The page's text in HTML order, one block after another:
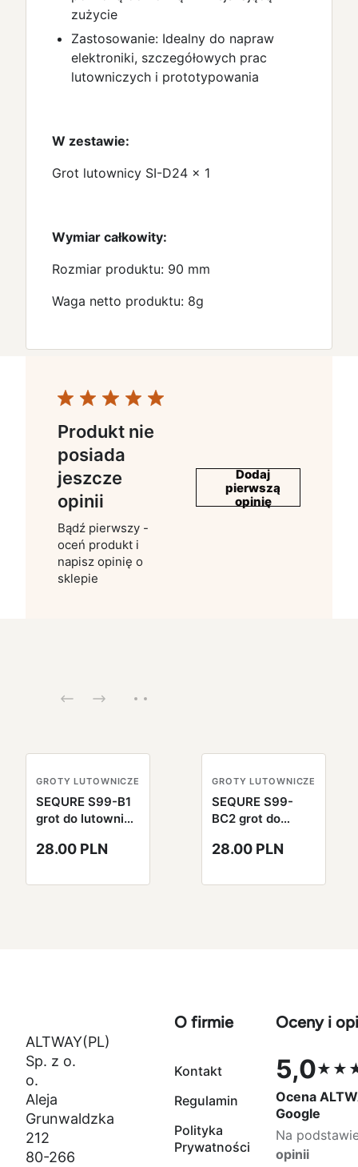
zużycie
Zastosowanie: Idealny do napraw
elektroniki, szczegółowych prac
lutowniczych i prototypowania
W zestawie:
Grot lutownicy SI-D24 × 1
Wymiar całkowity:
Rozmiar produktu: 90 mm
Waga netto produktu: 8g
Produkt nie
posiada
jeszcze
opinii
Bądź pierwszy -
oceń produkt i
napisz opinię o
sklepie
Dodaj
pierwszą
opinię
GROTY LUTOWNICZE
SEQURE S99-B1
grot do lutownicy
28.00 PLN
GROTY LUTOWNICZE
SEQURE S99-
BC2 grot do
28.00 PLN
ALTWAY(PL)
Sp. z o.
o.
Aleja
Grunwaldzka
212
80-266
O firmie
Kontakt
Regulamin
Polityka
Prywatności
Oceny i
5,0
Ocena 5,0
Ocena
Google
Na
opinii